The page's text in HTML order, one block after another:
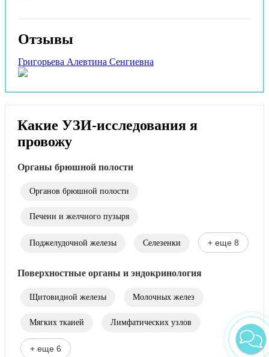
Отзывы
Григорьева Алевтина Сенгиевна
Какие УЗИ-исследования я
провожу
Органы брюшной полости
Органов брюшной полости
Печени и желчного пузыря
Поджелудочной железы Селезенки + еще 8
Поверхностные органы и эндокринология
Щитовидной железы Молочных желез
Мягких тканей Лимфатических узлов
+ еще 6